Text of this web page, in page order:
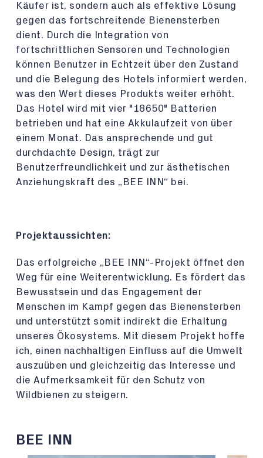
Käufer ist, sondern auch als effektive Lösung
gegen das fortschreitende Bienensterben
dient. Durch die Integration von
fortschrittlichen Sensoren und Technologien
können Benutzer in Echtzeit über den Zustand
und die Belegung des Hotels informiert werden,
was den Wert dieses Produkts weiter erhöht.
Das Hotel wird mit vier "18650" Batterien
betrieben und hat eine Akkulaufzeit von über
einem Monat. Das ansprechende und gut
durchdachte Design, trägt zur
Benutzerfreundlichkeit und zur ästhetischen
Anziehungskraft des „BEE INN“ bei.
Projektaussichten:
Das erfolgreiche „BEE INN“-Projekt öffnet den
Weg für eine Weiterentwicklung. Es fördert das
Bewusstsein und das Engagement der
Menschen im Kampf gegen das Bienensterben
und unterstützt somit indirekt die Erhaltung
unseres Ökosystems. Mit diesem Projekt hoffe
ich, einen nachhaltigen Einfluss auf die Umwelt
auszuüben und gleichzeitig das Interesse und
die Aufmerksamkeit für den Schutz von
Wildbienen zu steigern.
BEE INN